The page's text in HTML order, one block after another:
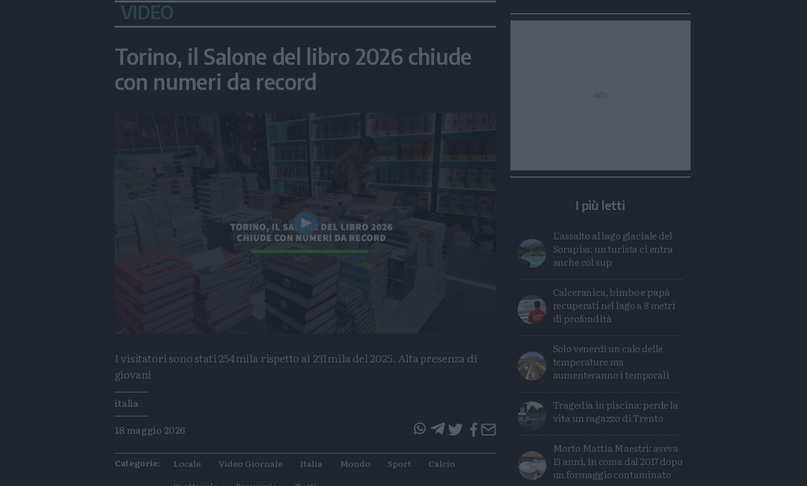
VIDEO
Torino, il Salone del libro 2026 chiude
con numeri da record
Play
Video
I visitatori sono stati 254mila rispetto ai 231mila del 2025. Alta presenza di
giovani
Tags
italia
18 maggio 2026
articoloarticolo
Categorie: Locale Video Giornale Italia Mondo Sport
Calcio
I più letti
L'assalto al lago glaciale del
Sorapiss: un turista ci entra
anche col sup
Calceranica, bimbo e papà
recuperati nel lago a 8 metri
di profondità
Solo venerdì un calo delle
temperature ma
aumenteranno i temporali
Tragedia in piscina: perde la
vita un ragazzo di Trento
Morto Mattia Maestri: aveva
13 anni, in coma dal 2017 dopo
un formaggio contaminato